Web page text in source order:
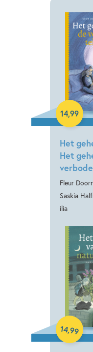
Het
Het
Fleur
Saskia
ilia
14,99
14,99